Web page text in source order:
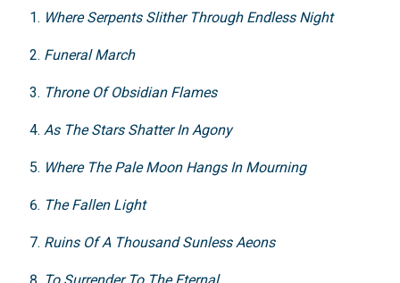
Where Serpents Slither Through Endless Night
Funeral March
Throne Of Obsidian Flames
As The Stars Shatter In Agony
Where The Pale Moon Hangs In Mourning
The Fallen Light
Ruins Of A Thousand Sunless Aeons
To Surrender To The Eternal